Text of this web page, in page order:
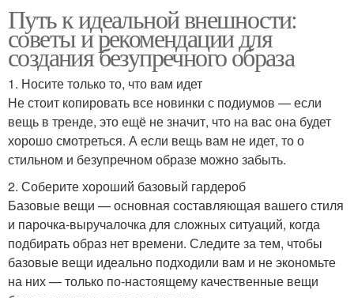
Путь к идеальной внешности:
советы и рекомендации для
создания безупречного образа
1. Носите только то, что вам идет
Не стоит копировать все новинки с подиумов — если
вещь в тренде, это ещё не значит, что на вас она будет
хорошо смотреться. А если вещь вам не идет, то о
стильном и безупречном образе можно забыть.
2. Соберите хороший базовый гардероб
Базовые вещи — основная составляющая вашего стиля
и парочка-выручалочка для сложных ситуаций, когда
подбирать образ нет времени. Следите за тем, чтобы
базовые вещи идеально подходили вам и не экономьте
на них — только по-настоящему качественные вещи